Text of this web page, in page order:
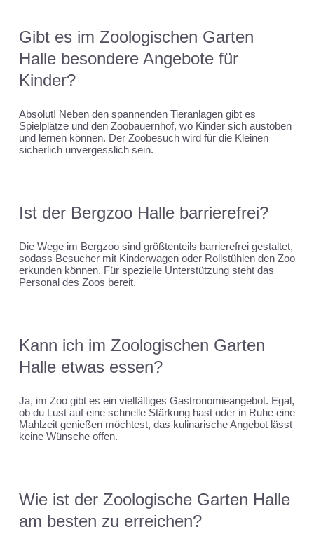
Gibt es im Zoologischen Garten
Halle besondere Angebote für
Kinder?
Absolut! Neben den spannenden Tieranlagen gibt es
Spielplätze und den Zoobauernhof, wo Kinder sich austoben
und lernen können. Der Zoobesuch wird für die Kleinen
sicherlich unvergesslich sein.
Ist der Bergzoo Halle barrierefrei?
Die Wege im Bergzoo sind größtenteils barrierefrei gestaltet,
sodass Besucher mit Kinderwagen oder Rollstühlen den Zoo
erkunden können. Für spezielle Unterstützung steht das
Personal des Zoos bereit.
Kann ich im Zoologischen Garten
Halle etwas essen?
Ja, im Zoo gibt es ein vielfältiges Gastronomieangebot. Egal,
ob du Lust auf eine schnelle Stärkung hast oder in Ruhe eine
Mahlzeit genießen möchtest, das kulinarische Angebot lässt
keine Wünsche offen.
Wie ist der Zoologische Garten Halle
am besten zu erreichen?